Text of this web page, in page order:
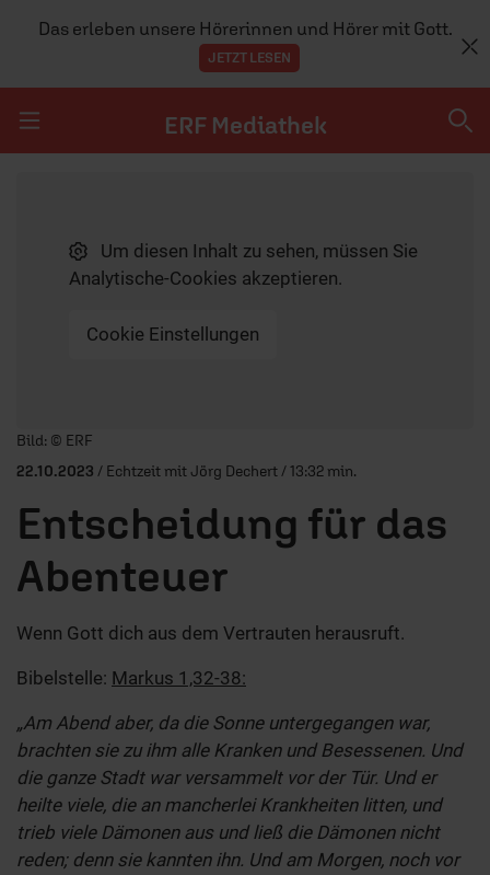
Das erleben unsere Hörerinnen und Hörer mit Gott.
JETZT LESEN
ERF Mediathek
SENDUNGEN A-ZUm diesen Inhalt zu sehen, müssen Sie
Analytische-Cookies akzeptieren.
Cookie Einstellungen
Player starten/anhalten
Bild: © ERF
22.10.2023 / Echtzeit mit Jörg Dechert / 13:32 min.
Entscheidung für das
Abenteuer
Wenn Gott dich aus dem Vertrauten herausruft.
Bibelstelle: Markus 1,32-38:
„Am Abend aber, da die Sonne untergegangen war,
brachten sie zu ihm alle Kranken und Besessenen. Und
die ganze Stadt war versammelt vor der Tür. Und er
heilte viele, die an mancherlei Krankheiten litten, und
trieb viele Dämonen aus und ließ die Dämonen nicht
reden; denn sie kannten ihn. Und am Morgen, noch vor